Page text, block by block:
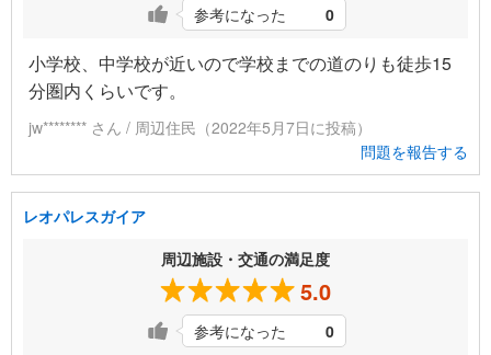
参考になった 0
小学校、中学校が近いので学校までの道のりも徒歩15
分圏内くらいです。
jw******** さん / 周辺住民（2022年5月7日に投稿）
問題を報告する
レオパレスガイア
周辺施設・交通の満足度
5.0
参考になった 0